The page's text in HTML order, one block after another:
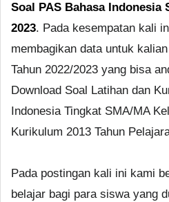
Soal PAS Bahasa Indonesia
2023. Pada kesempatan kali
membagikan data untuk
Tahun 2022/2023 yang bisa
Download Soal Latihan dan
Indonesia Tingkat SMA/MA
Kurikulum 2013 Tahun
Pada postingan kali ini kami
belajar bagi para siswa yang